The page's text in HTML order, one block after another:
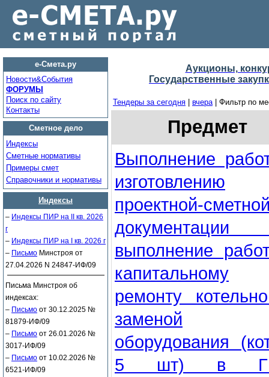
е-Смета.ру
Новости&Cобытия
ФОРУМЫ
Поиск по сайту
Контакты
Сметное дело
Индексы
Сметные нормативы
Примеры смет
Справочники и нормативы
Индексы
– Индексы ПИР на II кв. 2026
г
– Индексы ПИР на I кв. 2026 г
– Письмо Минстроя от
27.04.2026 N 24847-ИФ/09
Письма Минстроя об
индексах:
– Письмо от 30.12.2025 №
81879-ИФ/09
– Письмо от 26.01.2026 №
3017-ИФ/09
– Письмо от 10.02.2026 №
6521-ИФ/09
Аукционы,
Государственные
Тендеры за сегодня вчера| Фильтр по
Предмет
Выполнение
изготовлению
проектной-
выполнение
капитальному
ремонту
заменой
оборудования
5 шт) в